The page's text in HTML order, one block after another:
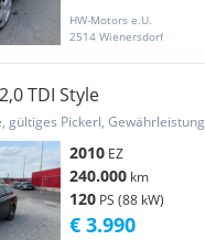
HW-Motors e.U.
2514 Wienersdorf
TDI Style
gültiges Pickerl, Gewährleistung
2010 EZ
240.000 km
120 PS (88 kW)
€ 3.990